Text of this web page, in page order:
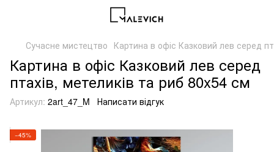
Сучасне мистецтво Картина в офіс Казковий лев серед
Картина в офіс Казковий лев серед
птахів, метеликів та риб 80x54 см
Артикул: 2art_47_M Написати відгук
−45%